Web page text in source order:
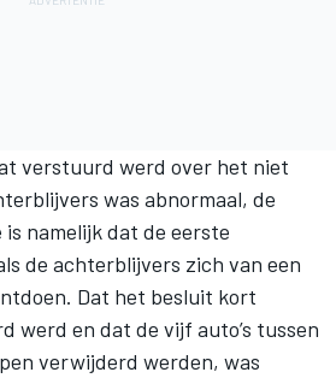
verstuurd werd over het niet
was abnormaal, de
namelijk dat de eerste
de achterblijvers zich van een
Dat het besluit kort
werd en dat de vijf auto’s tussen
verwijderd werden, was